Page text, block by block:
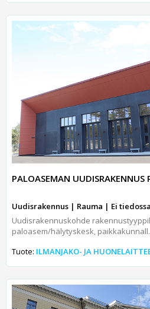
PALOASEMAN UUDISRAKENNUS
Uudisrakennus | Rauma | Ei tiedossa
Uudisrakennuskohde
paloasem/hälytyskesk,
Tuote: ILMANJAKO- JA